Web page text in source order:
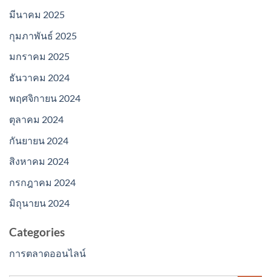
มีนาคม 2025
กุมภาพันธ์ 2025
มกราคม 2025
ธันวาคม 2024
พฤศจิกายน 2024
ตุลาคม 2024
กันยายน 2024
สิงหาคม 2024
กรกฎาคม 2024
มิถุนายน 2024
Categories
การตลาดออนไลน์